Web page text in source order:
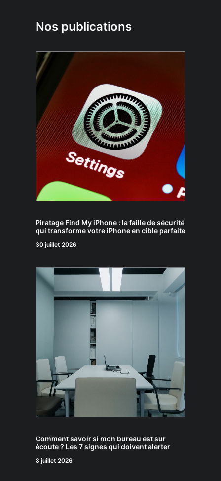
Nos publications
Piratage Find My iPhone : la faille de sécurité
qui transforme votre iPhone en cible parfaite
30 juillet 2026
Comment savoir si mon bureau est sur
écoute ? Les 7 signes qui doivent alerter
8 juillet 2026